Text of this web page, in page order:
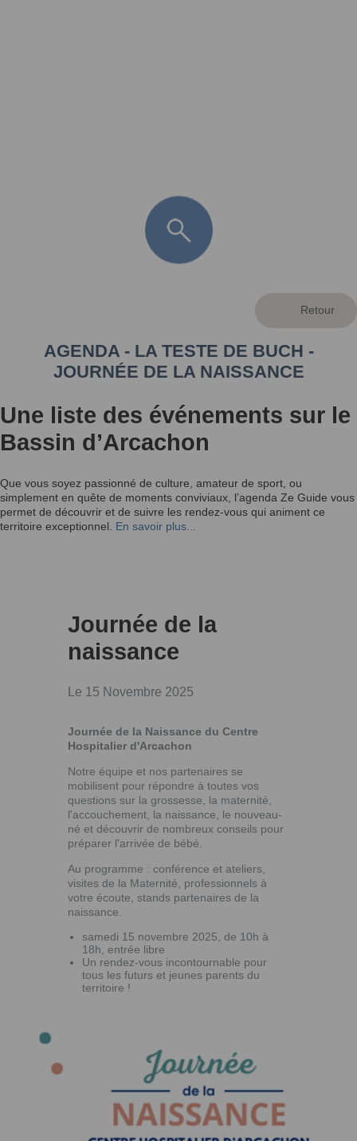
AGENDA - LA TESTE DE BUCH -
JOURNÉE DE LA NAISSANCE
Une liste des événements sur le
Bassin d’Arcachon
Que vous soyez passionné de culture, amateur de sport, ou
simplement en quête de moments conviviaux, l’agenda Ze Guide vous
permet de découvrir et de suivre les rendez-vous qui animent ce
territoire exceptionnel. En savoir plus...
Journée de la
naissance
Le 15 Novembre 2025
Journée de la Naissance du Centre
Hospitalier d'Arcachon
Notre équipe et nos partenaires se
mobilisent pour répondre à toutes vos
questions sur la grossesse, la maternité,
l'accouchement, la naissance, le nouveau-
né et découvrir de nombreux conseils pour
préparer l'arrivée de bébé.
Au programme : conférence et ateliers,
visites de la Maternité, professionnels à
votre écoute, stands partenaires de la
naissance.
samedi 15 novembre 2025, de 10h à
18h, entrée libre
Un rendez-vous incontournable pour
tous les futurs et jeunes parents du
territoire !